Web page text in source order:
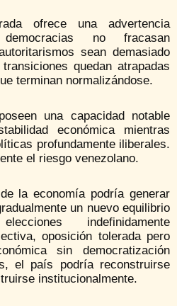
ofrece una advertencia
no fracasan
sean demasiado
quedan atrapadas
terminan normalizándose.
una capacidad notable
económica mientras
profundamente iliberales.
el riesgo venezolano.
la economía podría generar
un nuevo equilibrio
indefinidamente
oposición tolerada pero
sin democratización
el país podría reconstruirse
institucionalmente.